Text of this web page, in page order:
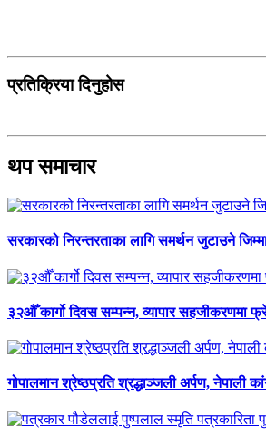
प्रतिक्रिया दिनुहोस
थप समाचार
सरकारको निरन्तरताका लागि समर्थन जुटाउने
३२औँ कार्गो दिवस सम्पन्न, व्यापार सहजीकरणमा
गोपालमान श्रेष्ठप्रति श्रद्धाञ्जली अर्पण, नेपाली